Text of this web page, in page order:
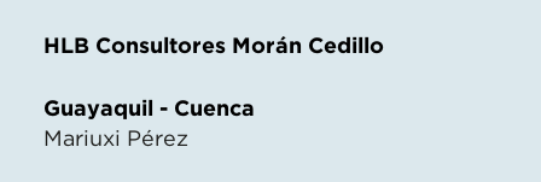
HLB Consultores Morán Cedillo
Guayaquil - Cuenca
Mariuxi Pérez